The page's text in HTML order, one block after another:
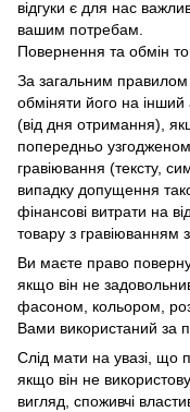
відгуки є для нас
вашим потребам.
Повернення та обмін
За загальним
обміняти його на
(від дня отримання),
попередньо
гравіювання (тексту,
випадку допущення
фінансові витрати на
товару з
Ви маєте право
якщо він не
фасоном, кольором,
Вами використаний за
Слід мати на увазі, що
якщо він не
вигляд, споживчі